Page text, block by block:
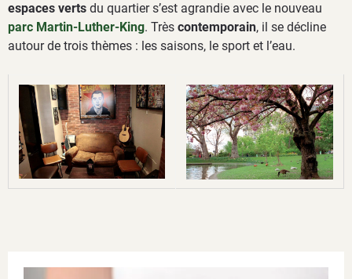
espaces verts du quartier s’est agrandie avec le nouveau
parc Martin-Luther-King. Très contemporain, il se décline
autour de trois thèmes : les saisons, le sport et l’eau.